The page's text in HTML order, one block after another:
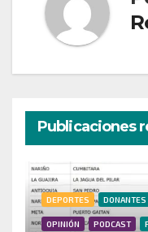
Publicaciones
DEPORTES DONANTES
OPINIÓN PODCAST